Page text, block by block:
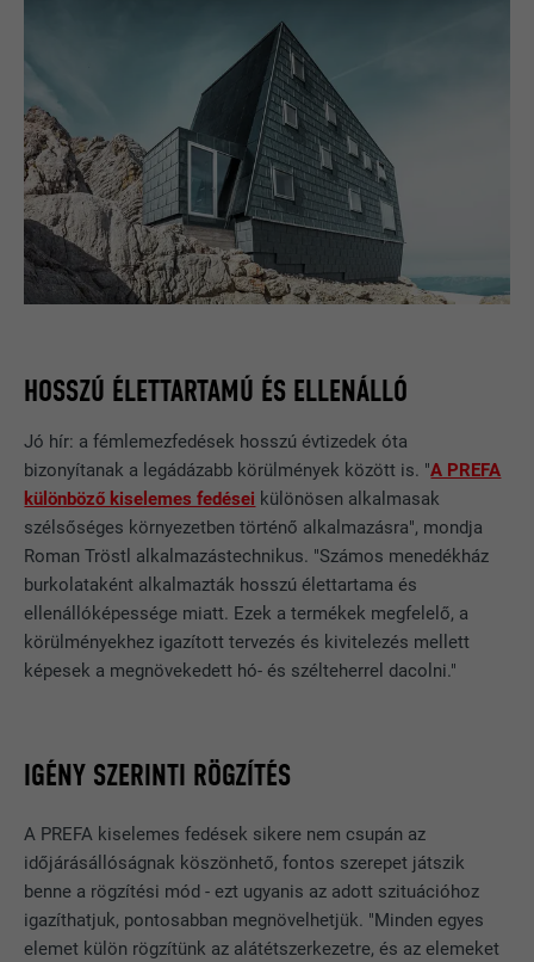
HOSSZÚ ÉLETTARTAMÚ ÉS ELLENÁLLÓ
Jó hír: a fémlemezfedések hosszú évtizedek óta
bizonyítanak a legádázabb körülmények között is. "A PREFA
különböző kiselemes fedései különösen alkalmasak
szélsőséges környezetben történő alkalmazásra", mondja
Roman Tröstl alkalmazástechnikus. "Számos menedékház
burkolataként alkalmazták hosszú élettartama és
ellenállóképessége miatt. Ezek a termékek megfelelő, a
körülményekhez igazított tervezés és kivitelezés mellett
képesek a megnövekedett hó- és szélteherrel dacolni."
IGÉNY SZERINTI RÖGZÍTÉS
A PREFA kiselemes fedések sikere nem csupán az
időjárásállóságnak köszönhető, fontos szerepet játszik
benne a rögzítési mód - ezt ugyanis az adott szituációhoz
igazíthatjuk, pontosabban megnövelhetjük. "Minden egyes
elemet külön rögzítünk az alátétszerkezetre, és az elemeket